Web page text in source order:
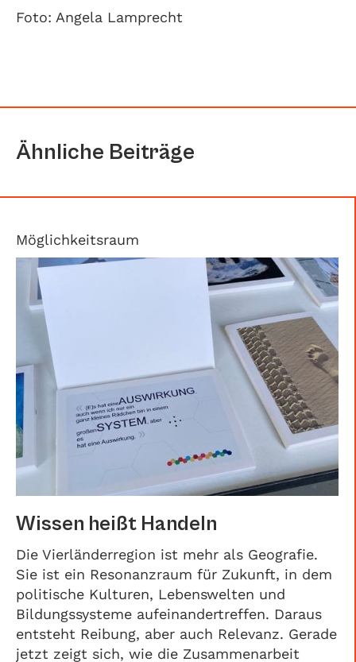
Foto: Angela Lamprecht
Ähnliche Beiträge
Möglichkeitsraum
Wissen heißt Handeln
Die Vierländerregion ist mehr als Geografie.
Sie ist ein Resonanzraum für Zukunft, in dem
politische Kulturen, Lebenswelten und
Bildungssysteme aufeinandertreffen. Daraus
entsteht Reibung, aber auch Relevanz. Gerade
jetzt zeigt sich, wie die Zusammenarbeit